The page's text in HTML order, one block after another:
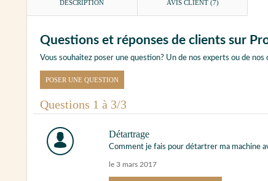
DESCRIPTION AVIS CLIENT (7)
Questions et réponses de clients sur
Vous souhaitez poser une question? Un de nos experts ou de
POSER UNE QUESTION
Questions 1 à 3/3
Détartrage
Comment je fais pour détartrer ma machine
le 3 mars 2017